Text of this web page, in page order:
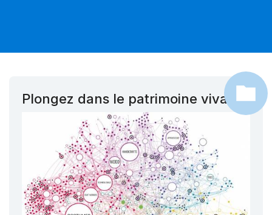
Plongez dans le patrimoine vivant !